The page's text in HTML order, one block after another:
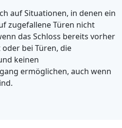
auf Situationen, in denen ein
zugefallene Türen nicht
das Schloss bereits vorher
bei Türen, die
keinen
ermöglichen, auch wenn